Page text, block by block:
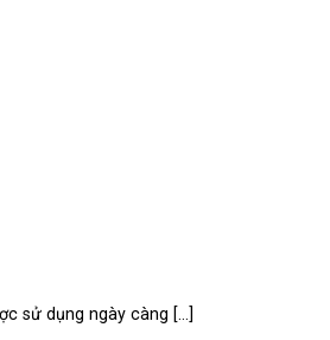
sử dụng ngày càng [...]